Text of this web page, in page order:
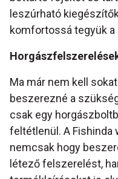
leszúrható
komfortossá tegyük a
Ma már nem kell
beszerezné a
csak egy
feltétlenül. A Fishinda
nemcsak hogy
létező felszerelést,